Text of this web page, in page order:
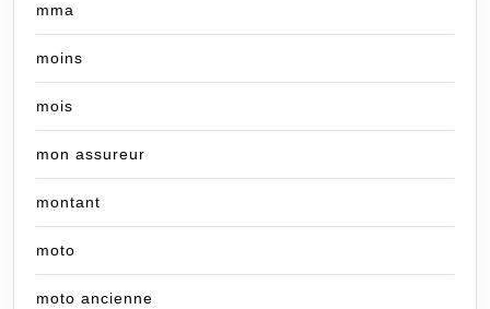
mma
moins
mois
mon assureur
montant
moto
moto ancienne